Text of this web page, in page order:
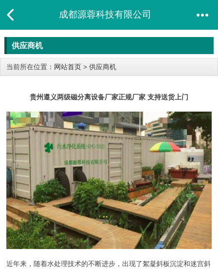
成都源蓉科技有限公司
供应商机
当前所在位置： 网站首页 > 供应商机
贵州遵义两级磁分离设备厂家正规厂家 支持送货上门
近年来，随着水处理技术的不断进步，出现了絮凝斜板沉淀和迷宫斜